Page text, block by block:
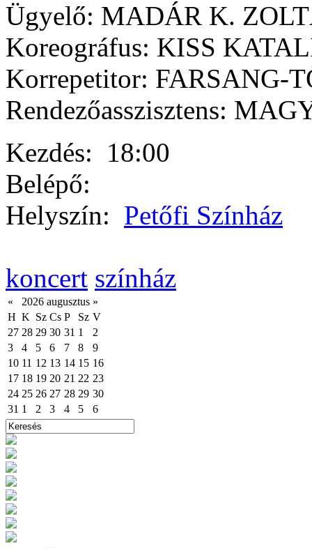
Ügyelő: MADÁR K.
Koreográfus: KISS
Korrepetitor: FARSANG-
Rendezőasszisztens:
Kezdés: 18:00
Belépő:
Helyszín: Petőfi Színház
koncert színház
« 2026 augusztus »
H K Sz Cs P Sz V
27 28 29 30 31 1
2
3
4 5 6 7 8
9
10 11 12 13 14 15 16
17 18 19 20 21 22 23
24 25 26 27 28 29 30
31 1 2 3 4 5 6